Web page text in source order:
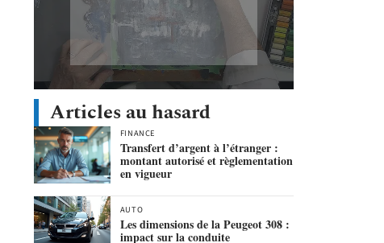
Articles au hasard
FINANCE
Transfert d’argent à l’étranger :
montant autorisé et règlementation
en vigueur
AUTO
Les dimensions de la Peugeot 308 :
impact sur la conduite